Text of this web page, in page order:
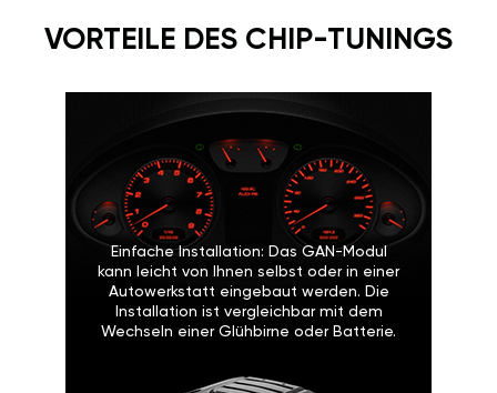
VORTEILE DES CHIP-TUNINGS
Einfache Installation: Das GAN-Modul
kann leicht von Ihnen selbst oder in einer
Autowerkstatt eingebaut werden. Die
Installation ist vergleichbar mit dem
Wechseln einer Glühbirne oder Batterie.